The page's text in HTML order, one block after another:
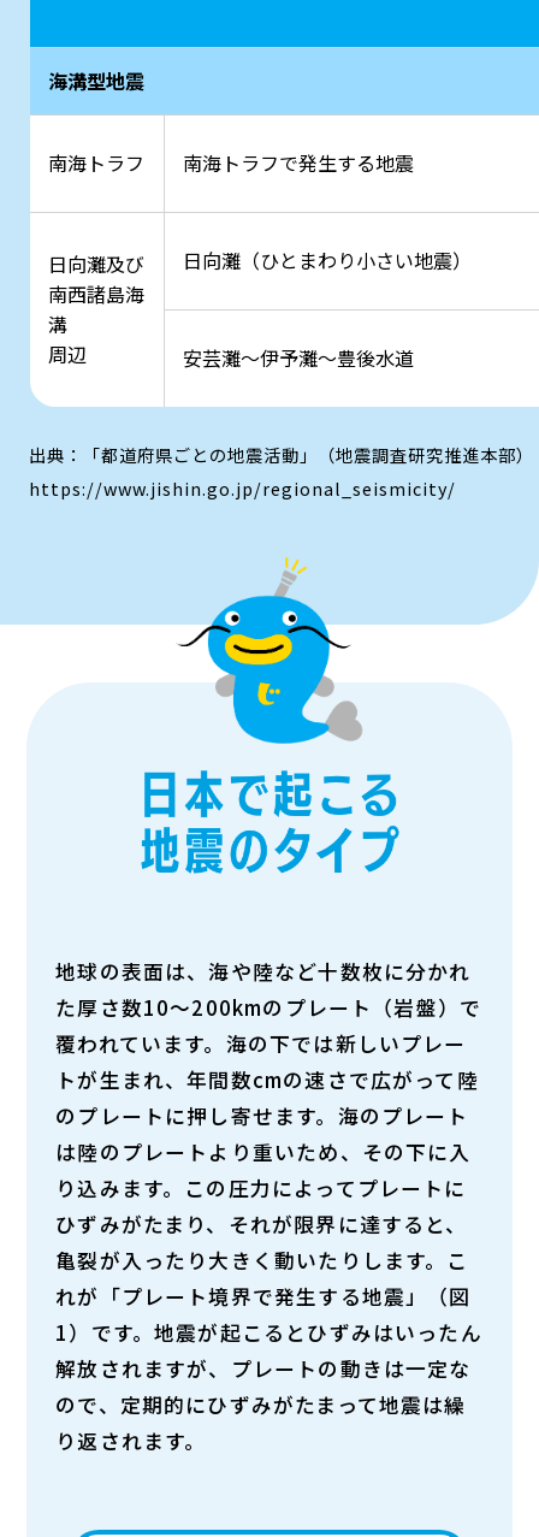
海溝型地震
南海トラフ 南海トラフで発生する地震
日向灘及び
南西諸島海
溝
周辺
日向灘（ひとまわり小さい地震）
安芸灘～伊予灘～豊後水道
出典：「都道府県ごとの地震活動」（地震調査研究推進本部）
https://www.jishin.go.jp/regional_seismicity/
地球の表面は、海や陸など十数枚に分かれ
た厚さ数10〜200kmのプレート（岩盤）で
覆われています。海の下では新しいプレー
トが生まれ、年間数cmの速さで広がって陸
のプレートに押し寄せます。海のプレート
は陸のプレートより重いため、その下に入
り込みます。この圧力によってプレートに
ひずみがたまり、それが限界に達すると、
亀裂が入ったり大きく動いたりします。こ
れが「プレート境界で発生する地震」（図
1）です。地震が起こるとひずみはいったん
解放されますが、プレートの動きは一定な
ので、定期的にひずみがたまって地震は繰
り返されます。